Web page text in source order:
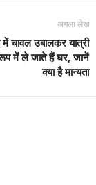
अगला लेख
चावल उबालकर यात्री
में ले जाते हैं घर, जानें
क्या है मान्यता